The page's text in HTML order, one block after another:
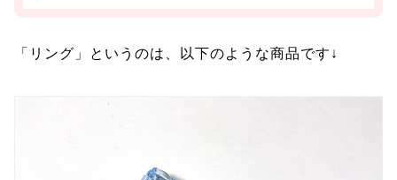
「リング」というのは、以下のような商品です↓